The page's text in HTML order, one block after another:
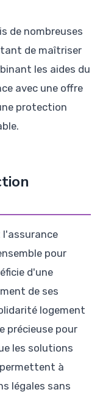
de nombreuses
de maîtriser
les aides du
avec une offre
protection
pour
d'une
de ses
logement
précieuse pour
les solutions
à
légales sans